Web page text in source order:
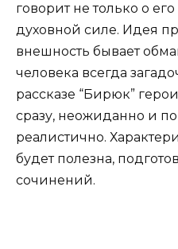
говорит не только о
духовной силе. Идея
внешность бывает
человека всегда
рассказе “Бирюк”
сразу, неожиданно и
реалистично.
будет полезна,
сочинений.